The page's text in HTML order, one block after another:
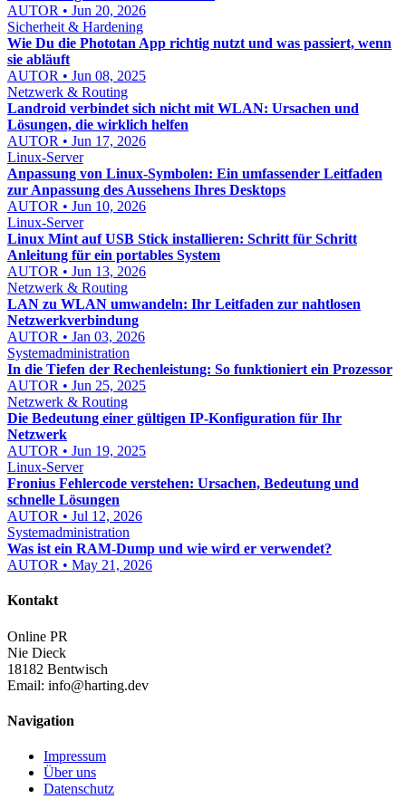
AUTOR • Jun 20, 2026
Sicherheit & Hardening
Wie Du die Phototan App richtig nutzt und was passiert, wenn
sie abläuft
AUTOR • Jun 08, 2025
Netzwerk & Routing
Landroid verbindet sich nicht mit WLAN: Ursachen und
Lösungen, die wirklich helfen
AUTOR • Jun 17, 2026
Linux-Server
Anpassung von Linux-Symbolen: Ein umfassender Leitfaden
zur Anpassung des Aussehens Ihres Desktops
AUTOR • Jun 10, 2026
Linux-Server
Linux Mint auf USB Stick installieren: Schritt für Schritt
Anleitung für ein portables System
AUTOR • Jun 13, 2026
Netzwerk & Routing
LAN zu WLAN umwandeln: Ihr Leitfaden zur nahtlosen
Netzwerkverbindung
AUTOR • Jan 03, 2026
Systemadministration
In die Tiefen der Rechenleistung: So funktioniert ein Prozessor
AUTOR • Jun 25, 2025
Netzwerk & Routing
Die Bedeutung einer gültigen IP-Konfiguration für Ihr
Netzwerk
AUTOR • Jun 19, 2025
Linux-Server
Fronius Fehlercode verstehen: Ursachen, Bedeutung und
schnelle Lösungen
AUTOR • Jul 12, 2026
Systemadministration
Was ist ein RAM-Dump und wie wird er verwendet?
AUTOR • May 21, 2026
Kontakt
Online PR
Nie Dieck
18182 Bentwisch
Email: info@harting.dev
Navigation
Impressum
Über uns
Datenschutz